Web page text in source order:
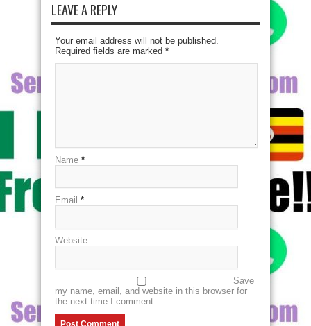
LEAVE A REPLY
Your email address will not be published.
Required fields are marked *
Name *
Email *
Website
Save
my name, email, and website in this browser for
the next time I comment.